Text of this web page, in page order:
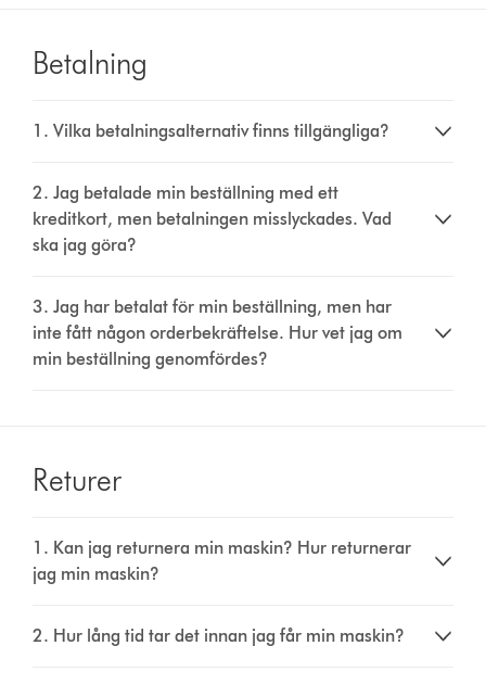
Betalning
1. Vilka betalningsalternativ finns tillgängliga?
2. Jag betalade min beställning med ett
kreditkort, men betalningen misslyckades. Vad
ska jag göra?
3. Jag har betalat för min beställning, men har
inte fått någon orderbekräftelse. Hur vet jag om
min beställning genomfördes?
Returer
1. Kan jag returnera min maskin? Hur returnerar
jag min maskin?
2. Hur lång tid tar det innan jag får min maskin?